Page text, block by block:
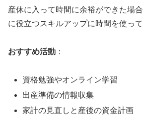
産休に入って時間に余裕ができた場
に役立つスキルアップに時間を使って
おすすめ活動 ：
資格勉強やオンライン学習
出産準備の情報収集
家計の見直しと産後の資金計画